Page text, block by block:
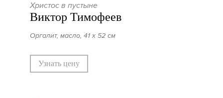
Христос в пустыне
Виктор Тимофеев
Оргалит, масло, 41 х 52 см
Узнать цену